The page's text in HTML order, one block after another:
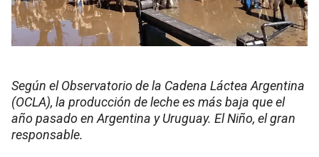
Según el Observatorio de la Cadena Láctea Argentina
(OCLA), la producción de leche es más baja que el
año pasado en Argentina y Uruguay. El Niño, el gran
responsable.